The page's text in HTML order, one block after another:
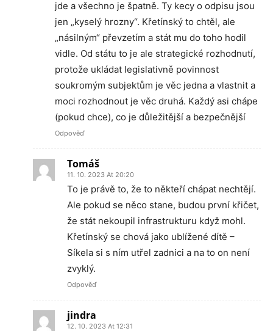
jde a všechno je špatně. Ty kecy o odpisu jsou
jen „kyselý hrozny“. Křetínský to chtěl, ale
„násilným“ převzetím a stát mu do toho hodil
vidle. Od státu to je ale strategické rozhodnutí,
protože ukládat legislativně povinnost
soukromým subjektům je věc jedna a vlastnit a
moci rozhodnout je věc druhá. Každý asi chápe
(pokud chce), co je důležitější a bezpečnější
Odpověď
Tomáš
11. 10. 2023 At 20:20
To je právě to, že to někteří chápat nechtějí.
Ale pokud se něco stane, budou první křičet,
že stát nekoupil infrastrukturu když mohl.
Křetínský se chová jako ublížené dítě –
Síkela si s ním utřel zadnici a na to on není
zvyklý.
Odpověď
jindra
12. 10. 2023 At 12:31